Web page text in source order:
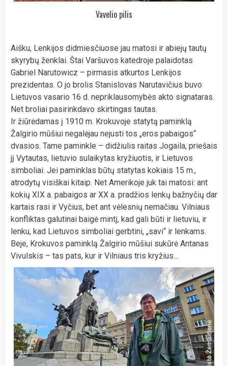
Vavelio pilis
Aišku, Lenkijos didmiesčiuose jau matosi ir abiejų tautų
skyrybų ženklai. Štai Varšuvos katedroje palaidotas
Gabriel Narutowicz – pirmasis atkurtos Lenkijos
prezidentas. O jo brolis Stanislovas Narutavičius buvo
Lietuvos vasario 16 d. nepriklausomybės akto signataras.
Net broliai pasirinkdavo skirtingas tautas.
Ir žiūrėdamas į 1910 m. Krokuvoje statytą paminklą
Žalgirio mūšiui negalėjau nejusti tos „eros pabaigos“
dvasios. Tame paminkle – didžiulis raitas Jogaila, priešais
jį Vytautas, lietuvio sulaikytas kryžiuotis, ir Lietuvos
simboliai. Jei paminklas būtų statytas kokiais 15 m.,
atrodytų visiškai kitaip. Net Amerikoje juk tai matosi: ant
kokių XIX a. pabaigos ar XX a. pradžios lenkų bažnyčių dar
kartais rasi ir Vyčius, bet ant vėlesnių nemačiau. Vilniaus
konfliktas galutinai baigė mintį, kad gali būti ir lietuviu, ir
lenku, kad Lietuvos simboliai gerbtini, „savi“ ir lenkams.
Beje, Krokuvos paminklą Žalgirio mūšiui sukūrė Antanas
Vivulskis – tas pats, kur ir Vilniaus tris kryžius…